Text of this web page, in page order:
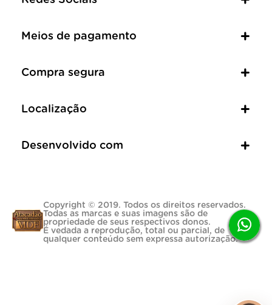
Meios de pagamento
Compra segura
Localização
Desenvolvido com
Copyright © 2019. Todos os direitos reservados.
Todas as marcas e suas imagens são de
propriedade de seus respectivos donos.
É vedada a reprodução, total ou parcial, de
qualquer conteúdo sem expressa autorização.